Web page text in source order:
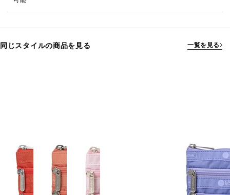
同じスタイルの商品を見る 一覧を見る